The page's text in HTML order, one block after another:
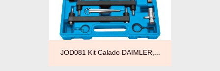
JOD081 Kit Calado DAIMLER,...